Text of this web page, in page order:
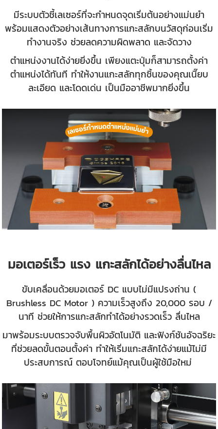
มีระบบตัวชี้เลเซอร์ที่จะกำหนดจุดเริ่มต้นอย่างแม่นยำ
พร้อมแสดงตัวอย่างเส้นทางการแกะสลักบนวัสดุก่อนเริ่ม
ทำงานจริง ช่วยลดความผิดพลาด และจัดวาง
ตำแหน่งงานได้ง่ายยิ่งขึ้น เพียงแตะปุ่มก็สามารถตั้งค่า
ตำแหน่งได้ทันที ทำให้งานแกะสลักทุกชิ้นของคุณเนี๊ยบ
ละเอียด และโดดเด่น เป็นมืออาชีพมากยิ่งขึ้น
มอเตอร์เร็ว แรง แกะสลักได้อย่างลื่นไหล
ขับเคลื่อนด้วยมอเตอร์ DC แบบไม่มีแปรงถ่าน (
Brushless DC Motor ) ความเร็วสูงถึง 20,000 รอบ /
นาที ช่วยให้การแกะสลักทำได้อย่างรวดเร็ว ลื่นไหล
มาพร้อมระบบตรวจจับพื้นผิวอัตโนมัติ และฟังก์ชันอัจฉริยะ
ที่ช่วยลดขั้นตอนตั้งค่า ทำให้เริ่มแกะสลักได้ง่ายแม้ไม่มี
ประสบการณ์ ตอบโจทย์แม้คุณเป็นผู้ใช้มือใหม่